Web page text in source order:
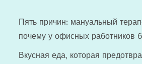
Пять причин: мануальный
почему у офисных работников
Вкусная еда, которая